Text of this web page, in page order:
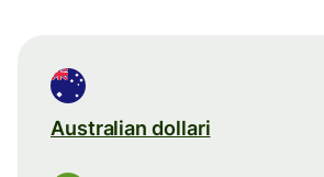
Australian dollari